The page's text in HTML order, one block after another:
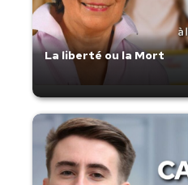
La liberté ou la Mort